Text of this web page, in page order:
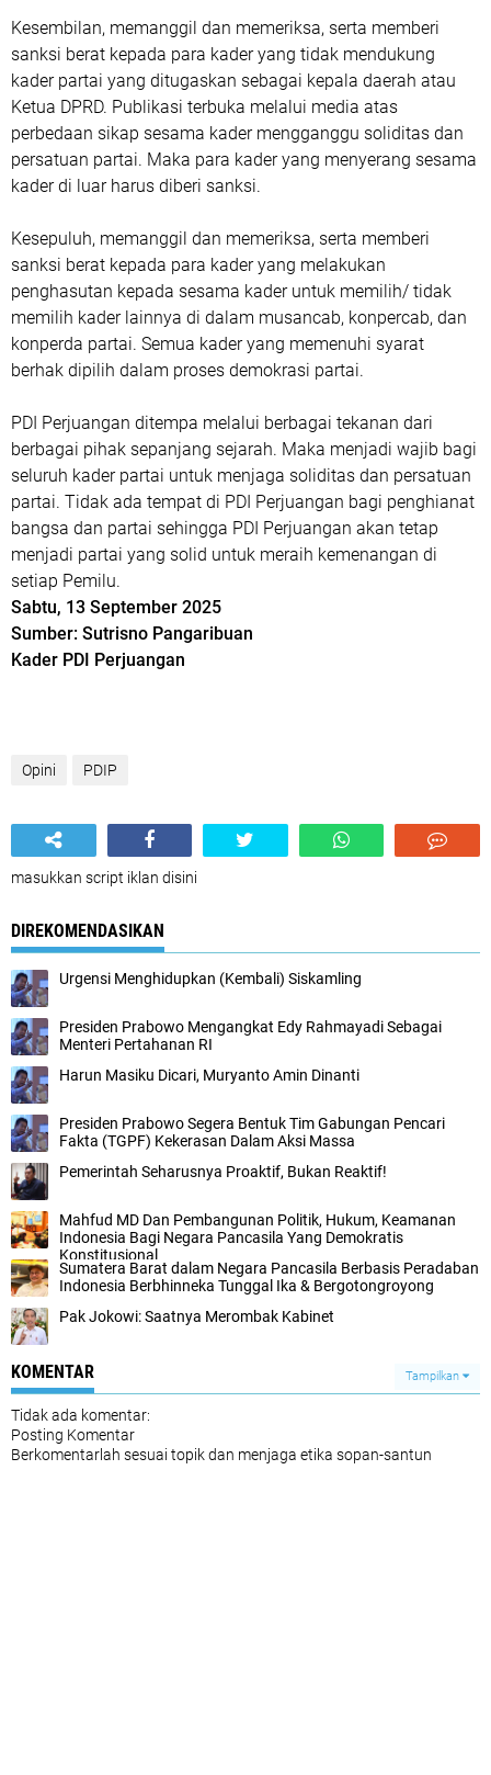
Kesembilan, memanggil dan memeriksa, serta memberi
sanksi berat kepada para kader yang tidak mendukung
kader partai yang ditugaskan sebagai kepala daerah atau
Ketua DPRD. Publikasi terbuka melalui media atas
perbedaan sikap sesama kader mengganggu soliditas dan
persatuan partai. Maka para kader yang menyerang sesama
kader di luar harus diberi sanksi.
Kesepuluh, memanggil dan memeriksa, serta memberi
sanksi berat kepada para kader yang melakukan
penghasutan kepada sesama kader untuk memilih/ tidak
memilih kader lainnya di dalam musancab, konpercab, dan
konperda partai. Semua kader yang memenuhi syarat
berhak dipilih dalam proses demokrasi partai.
PDI Perjuangan ditempa melalui berbagai tekanan dari
berbagai pihak sepanjang sejarah. Maka menjadi wajib bagi
seluruh kader partai untuk menjaga soliditas dan persatuan
partai. Tidak ada tempat di PDI Perjuangan bagi penghianat
bangsa dan partai sehingga PDI Perjuangan akan tetap
menjadi partai yang solid untuk meraih kemenangan di
setiap Pemilu.
Sabtu, 13 September 2025
Sumber: Sutrisno Pangaribuan
Kader PDI Perjuangan
Opini PDIP
masukkan script iklan disini
DIREKOMENDASIKAN
Urgensi Menghidupkan (Kembali) Siskamling
Presiden Prabowo Mengangkat Edy Rahmayadi Sebagai
Menteri Pertahanan RI
Harun Masiku Dicari, Muryanto Amin Dinanti
Presiden Prabowo Segera Bentuk Tim Gabungan Pencari
Fakta (TGPF) Kekerasan Dalam Aksi Massa
Pemerintah Seharusnya Proaktif, Bukan Reaktif!
Mahfud MD Dan Pembangunan Politik, Hukum, Keamanan
Indonesia Bagi Negara Pancasila Yang Demokratis
Konstitusional
Sumatera Barat dalam Negara Pancasila Berbasis Peradaban
Indonesia Berbhinneka Tunggal Ika & Bergotongroyong
Pak Jokowi: Saatnya Merombak Kabinet
KOMENTAR Tampilkan
Tidak ada komentar:
Posting Komentar
Berkomentarlah sesuai topik dan menjaga etika sopan-santun